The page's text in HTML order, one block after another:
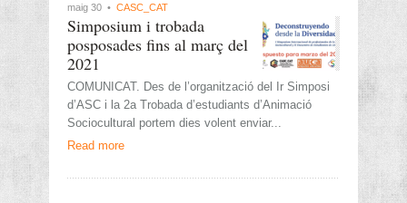
maig 30 • CASC_CAT
Simposium i trobada
posposades fins al març del
2021
COMUNICAT. Des de l’organització del Ir Simposi
d’ASC i la 2a Trobada d’estudiants d’Animació
Sociocultural portem dies volent enviar...
Read more